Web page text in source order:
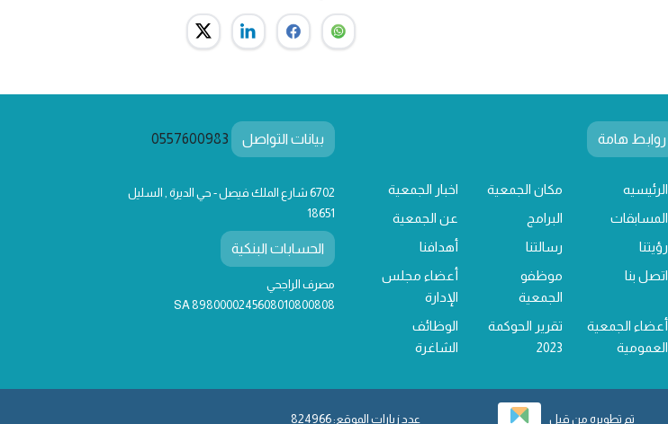
روابط هامة
الرئيسيه مكان الجمعية
اخبار الجمعية
المسابقات
البرامج
عن الجمعية
رؤيتنا
رسالتنا
أهدافنا
اتصل بنا
موظفو
الجمعية
أعضاء مجلس
الإدارة
أعضاء الجمعية
العمومية
تقرير الحوكمة
2023
الوظائف
الشاغرة
بيانات التواصل 0557600983
6702 شارع الملك فيصل - حي الديرة , السليل
18651
الحسابات البنكية
مصرف الراجحي
SA 8980000245608010800808
تم تطويره من قبل عدد زيارات الموقع: 824966